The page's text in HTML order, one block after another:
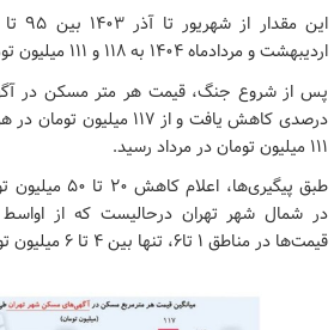
اردیبهشت و مردادماه ۱۴۰۴ به ۱۱۸ و ۱۱۱ میلیون تومان رسید.
درصدی کاهش یافت و از ۱۱۷
۱۱۱ میلیون تومان در مرداد رسید.
طبق پیگیری‌ها،
در شمال شهر تهران درحالیست که از اواسط
قیمت‌ها در مناطق ۱ تا۶، تنها بین ۴ تا ۶ میلیون تومان کاهش داشت.